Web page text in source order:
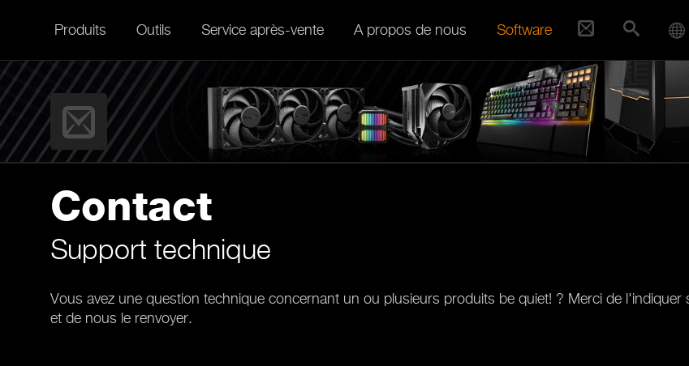
Produits Outils Service après-vente A propos de nous Software
Contact
Support technique
Vous avez une question technique concernant un ou plusieurs produits be quiet! ? Merci de l'indiquer
et de nous le renvoyer.